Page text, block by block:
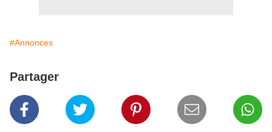
#Annonces
Partager